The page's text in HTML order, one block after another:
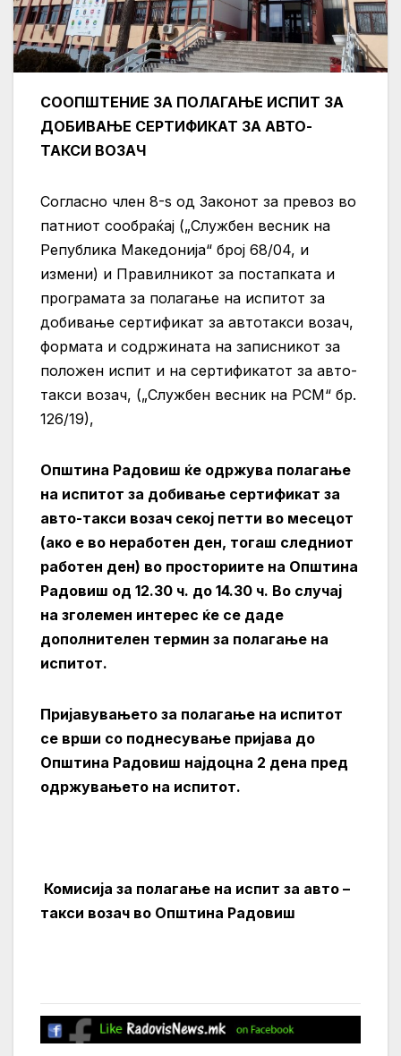
СООПШТЕНИЕ ЗА ПОЛАГАЊЕ ИСПИТ ЗА
ДОБИВАЊЕ СЕРТИФИКАТ ЗА АВТО-
ТАКСИ ВОЗАЧ
Соглaсно член 8-ѕ од Законот за превоз во
патниот сообраќај („Службен весник на
Република Македонија“ број 68/04, и
измени) и Правилникот за постапката и
програмата за полагање на испитот за
добивање сертификат за автотакси возач,
формата и содржината на записникот за
положен испит и на сертификатот за авто-
такси возач, („Службен весник на РСМ“ бр.
126/19),
Општина Радовиш ќе одржува полагање
на испитот за добивање сертификат за
авто-такси возач секој петти во месецот
(ако е во неработен ден, тогаш следниот
работен ден) во просториите на Општина
Радовиш од 12.30 ч. до 14.30 ч. Во случај
на зголемен интерес ќе се даде
дополнителен термин за полагање на
испитот.
Пријавувањето за полагање на испитот
се врши со поднесување пријава до
Општина Радовиш најдоцна 2 дена пред
одржувањето на испитот.
Комисија за полагање на испит за авто –
такси возач во Општина Радовиш